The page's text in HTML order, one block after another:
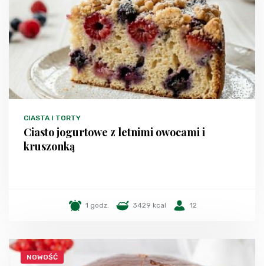
CIASTA I TORTY
Ciasto jogurtowe z letnimi owocami i
kruszonką
1 godz. 3429 kcal 12
NOWOŚĆ